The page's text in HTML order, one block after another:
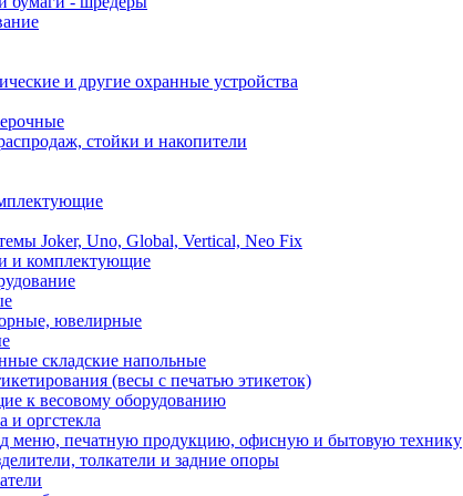
и другие охранные устройства
стойки и накопители
Joker, Uno, Global, Vertical, Neo Fix
и комплектующие
ювелирные
складские напольные
(весы с печатью этикеток)
к весовому оборудованию
и оргстекла
меню, печатную продукцию, офисную и бытовую технику
толкатели и задние опоры